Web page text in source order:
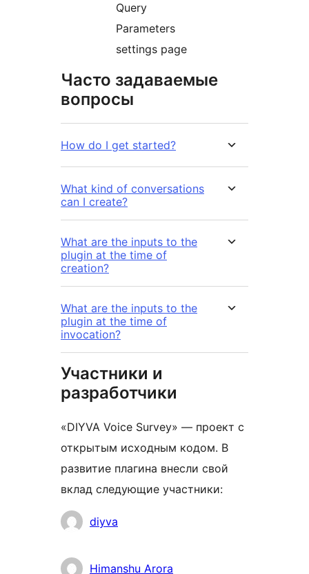
Query
Parameters
settings page
Часто задаваемые
вопросы
How do I get started?
What kind of conversations
can I create?
What are the inputs to the
plugin at the time of
creation?
What are the inputs to the
plugin at the time of
invocation?
Участники и
разработчики
«DIYVA Voice Survey» — проект с
открытым исходным кодом. В
развитие плагина внесли свой
вклад следующие участники:
Участники
diyva
Himanshu Arora